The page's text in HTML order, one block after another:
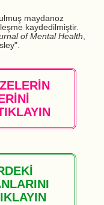
maydanoz
kaydedilmiştir.
of Mental Health,